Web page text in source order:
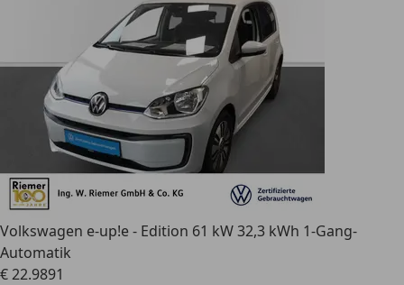
Volkswagen e-up!e - Edition 61 kW 32,3 kWh 1-Gang-
Automatik
€ 22.9891